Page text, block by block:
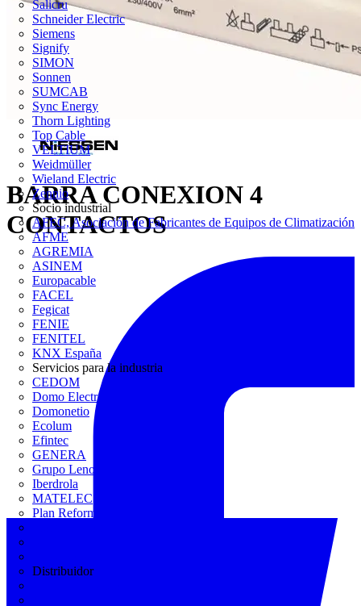
Salicru
Schneider Electric
Siemens
Signify
SIMON
Sonnen
SUMCAB
Sync Energy
Thorn Lighting
Top Cable
VELTIUM
Weidmüller
Wieland Electric
Zennio
Socio industrial
AFEC, Asociación de Fabricantes de Equipos de Climatización
AFME
AGREMIA
ASINEM
Europacable
FACEL
Fegicat
FENIE
FENITEL
KNX España
Servicios para la industria
CEDOM
Domo Electra
Domonetio
Ecolum
Efintec
GENERA
Grupo Lenor
Iberdrola
MATELEC
Plan Reforma
Distribuidor
BARRA CONEXION 4
CONTACTOS